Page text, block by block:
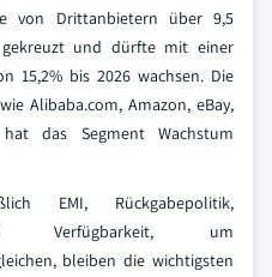
von Drittanbietern über 9,5
und dürfte mit einer
15,2% bis 2026 wachsen. Die
Alibaba.com, Amazon, eBay,
das Segment Wachstum
EMI, Rückgabepolitik,
Verfügbarkeit, um
bleiben die wichtigsten